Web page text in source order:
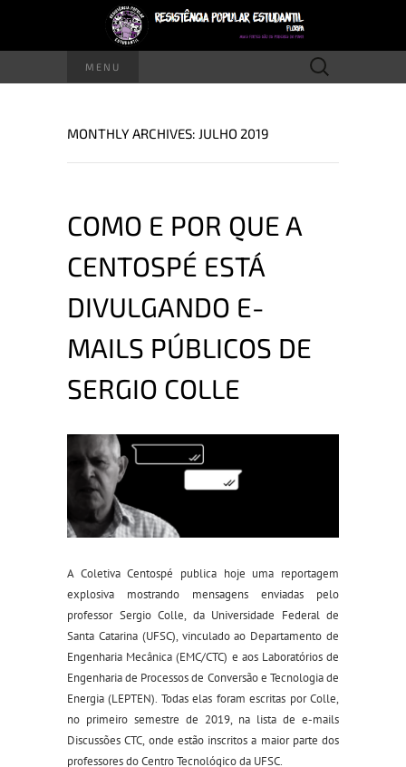
MENU
Pesquisar
por:
MONTHLY ARCHIVES: JULHO 2019
COMO E POR QUE A
CENTOSPÉ ESTÁ
DIVULGANDO E-
MAILS PÚBLICOS DE
SERGIO COLLE
A Coletiva Centospé publica hoje uma reportagem
explosiva mostrando mensagens enviadas pelo
professor Sergio Colle, da Universidade Federal de
Santa Catarina (UFSC), vinculado ao Departamento de
Engenharia Mecânica (EMC/CTC) e aos Laboratórios de
Engenharia de Processos de Conversão e Tecnologia de
Energia (LEPTEN). Todas elas foram escritas por Colle,
no primeiro semestre de 2019, na lista de e-mails
Discussões CTC, onde estão inscritos a maior parte dos
professores do Centro Tecnológico da UFSC.